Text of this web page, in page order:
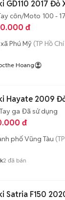
GD110 2017 Đỏ
côn/Moto 100 -
đ
Phú Mỹ (TP Hồ
Hoang
Hayate 2009
Tay ga Đã sử dụng
đ
phố Vũng Tàu
2 đã bán
Satria F150